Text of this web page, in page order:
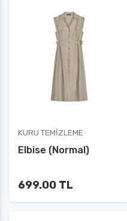
KURU TEMIZLEME
Elbise (Normal)
699.00 TL